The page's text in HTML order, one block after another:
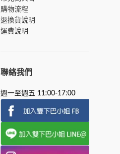
購物流程
退換貨說明
運費說明
聯絡我們
週一至週五 11:00-17:00